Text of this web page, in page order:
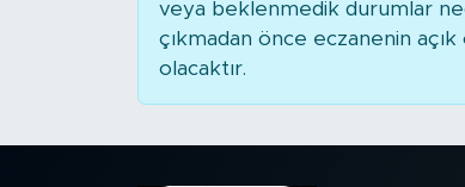
veya beklenmedik durumlar
çıkmadan önce eczanenin
olacaktır.